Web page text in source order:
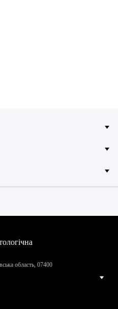
область, 07400